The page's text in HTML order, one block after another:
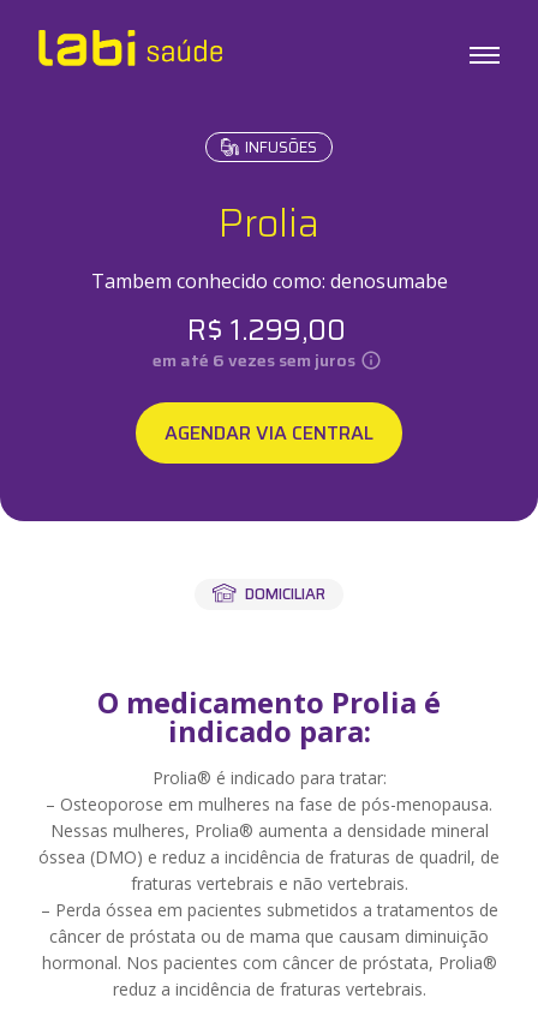
Labi em Casa
Meus Pedidos
Resultados
Entrar ou Cadastrar-se
INFUSÕES
Prolia
Tambem conhecido como: denosumabe
R$ 1.299,00
em até 6vezes sem juros
AGENDAR VIA CENTRAL
DOMICILIAR
O medicamento Prolia é
indicado para:
Prolia® é indicado para tratar:
– Osteoporose em mulheres na fase de pós-menopausa.
Nessas mulheres, Prolia® aumenta a densidade mineral
óssea (DMO) e reduz a incidência de fraturas de quadril, de
fraturas vertebrais e não vertebrais.
– Perda óssea em pacientes submetidos a tratamentos de
câncer de próstata ou de mama que causam diminuição
hormonal. Nos pacientes com câncer de próstata, Prolia®
reduz a incidência de fraturas vertebrais.